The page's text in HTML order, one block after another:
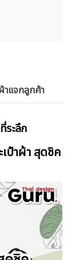
าแจกลูกค้า
ระลึก
ป๋าผ้า สุดชิค